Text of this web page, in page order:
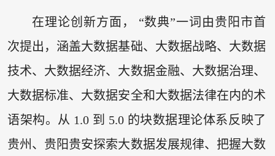
在理论创新方面， “数典”一词由贵阳市首
次提出，涵盖大数据基础、大数据战略、大数据
技术、大数据经济、大数据金融、大数据治理、
大数据标准、大数据安全和大数据法律在内的术
语架构。从 1.0 到 5.0 的块数据理论体系反映了
贵州、贵阳贵安探索大数据发展规律、把握大数